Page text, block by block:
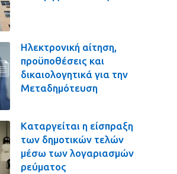
Ηλεκτρονική αίτηση,
προϋποθέσεις και
δικαιολογητικά για την
Μεταδημότευση
Καταργείται η είσπραξη
των δημοτικών τελών
μέσω των λογαριασμών
ρεύματος